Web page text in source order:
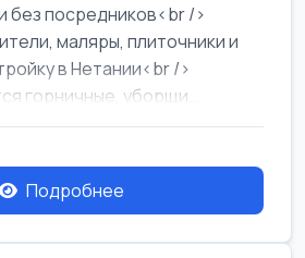
без посредников<br />
маляры, плиточники и
в Нетании<br />
горничные, уборщи...
Подробнее